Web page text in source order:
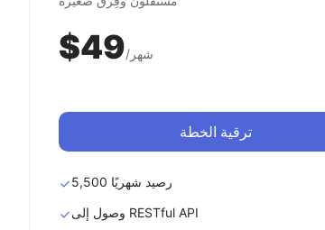
$49 /شهر
ترقية الخطة
5,500 رصيد شهريًا
وصول إلى RESTful API